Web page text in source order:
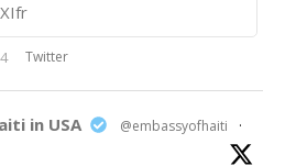
4 Twitter
in USA @embassyofhaiti
·